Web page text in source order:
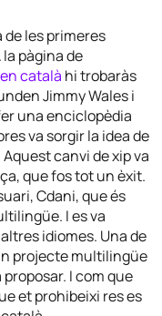
de les primeres
pàgina de
català hi trobaràs
Jimmy Wales i
una enciclopèdia
va sorgir la idea de
canvi de xip va
que fos tot un èxit.
Cdani, que és
I es va
idiomes. Una de
projecte multilingüe
I com que
et prohibeixi res es